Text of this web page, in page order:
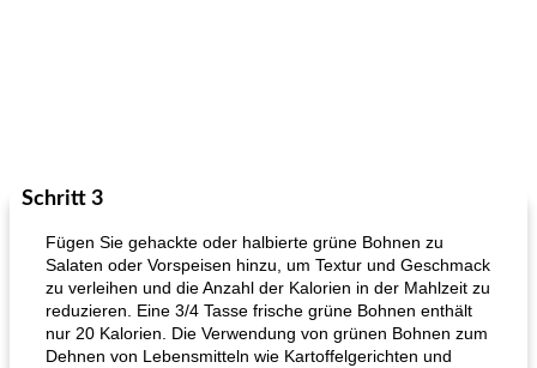
Schritt 3
Fügen Sie gehackte oder halbierte grüne Bohnen zu
Salaten oder Vorspeisen hinzu, um Textur und Geschmack
zu verleihen und die Anzahl der Kalorien in der Mahlzeit zu
reduzieren. Eine 3/4 Tasse frische grüne Bohnen enthält
nur 20 Kalorien. Die Verwendung von grünen Bohnen zum
Dehnen von Lebensmitteln wie Kartoffelgerichten und